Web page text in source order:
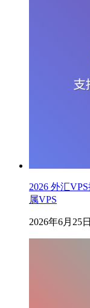
2026 外汇
属VPS
2026年6月25日